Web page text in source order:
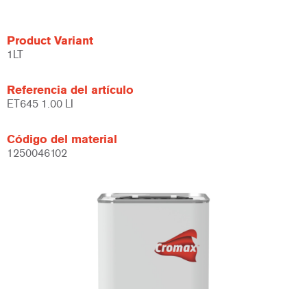
Product Variant
1LT
Referencia del artículo
ET645 1.00 LI
Código del material
1250046102